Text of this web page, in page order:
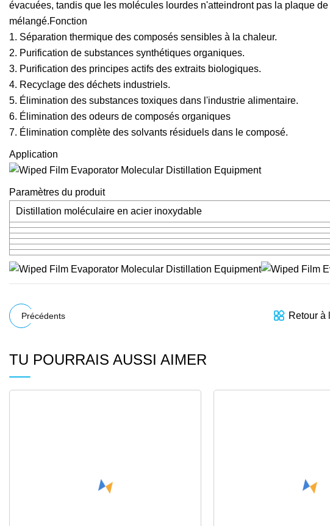
évacuées, tandis que les molécules lourdes n'atteindront pas la plaque
mélangé.Fonction
1. Séparation thermique des composés sensibles à la chaleur.
2. Purification de substances synthétiques organiques.
3. Purification des principes actifs des extraits biologiques.
4. Recyclage des déchets industriels.
5. Élimination des substances toxiques dans l'industrie alimentaire.
6. Élimination des odeurs de composés organiques
7. Élimination complète des solvants résiduels dans le composé.
Application
Paramètres du produit
Distillation moléculaire en acier inoxydable
Précédents Retour à
TU POURRAIS AUSSI AIMER